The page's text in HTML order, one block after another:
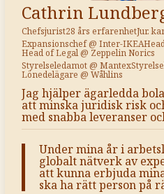
Cathrin
Chefsjurist28 års erfarenhetJur.
Expansionschef @ Inter-IKEA
Head of Legal @ Zeppelin Norics
Styrelseledamot @ Mantex
Lönedelägare @ Wåhlins
Jag hjälper ägarledda
att minska juridisk risk
med snabba leveranser
Under mina år i
globalt nätverk av
att kunna erbjuda
ska ha rätt person på